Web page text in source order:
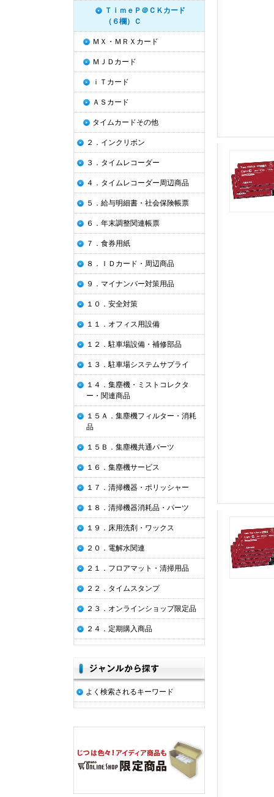
ＴｉｍｅＰ＠ＣＫカード
（６欄）Ｃ
ＭＸ・ＭＲＸカード
ＭＪＤカード
ｉＴカード
ＡＳカード
タイムカードその他
２．インクリボン
３．タイムレコーダー
４．タイムレコーダー周辺商品
５．給与明細書・社会保険帳票
６．年末調整関連帳票
７．食券用紙
８．ＩＤカード・周辺商品
９．マイナンバー対策用品
１０．安全対策
１１．オフィス用設備
１２．駐車場設備・補修部品
１３．駐車場システムサプライ
１４．集塵機・ミストコレクタ
ー・関連商品
１５Ａ．集塵機フィルター・消耗
品
１５Ｂ．集塵機共通パーツ
１６．集塵機サービス
１７．清掃機器・ポリッシャー
１８．清掃機器消耗品・パーツ
１９．床用洗剤・ワックス
２０．電解水関連
２１．フロアマット・清掃用品
２２．タイムスタンプ
２３．オンラインショップ限定品
２４．定期購入商品
よく検索されるキーワード